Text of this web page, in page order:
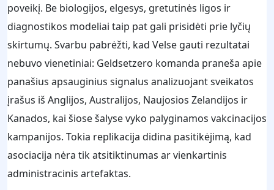
poveikį. Be biologijos, elgesys, gretutinės ligos ir
diagnostikos modeliai taip pat gali prisidėti prie lyčių
skirtumų. Svarbu pabrėžti, kad Velse gauti rezultatai
nebuvo vienetiniai: Geldsetzero komanda praneša apie
panašius apsauginius signalus analizuojant sveikatos
įrašus iš Anglijos, Australijos, Naujosios Zelandijos ir
Kanados, kai šiose šalyse vyko palyginamos vakcinacijos
kampanijos. Tokia replikacija didina pasitikėjimą, kad
asociacija nėra tik atsitiktinumas ar vienkartinis
administracinis artefaktas.